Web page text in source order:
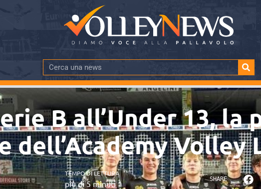
B all’Under 13, la
dell’Academy Volley
TEMPO DI LETTURA
più di 5 minuti SHARE